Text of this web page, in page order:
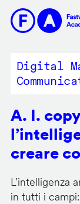
contenuto
Digital
A. I.
creare
L’intelligenza
in tutti i